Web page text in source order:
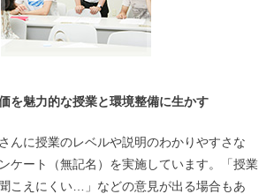
を魅力的な授業と環境整備に生かす
んに授業のレベルや説明のわかりやすさな
ケート（無記名）を実施しています。「授業
こえにくい…」などの意見が出る場合もあ